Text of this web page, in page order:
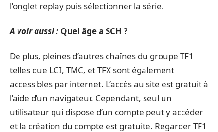
l’onglet replay puis sélectionner la série.
A voir aussi : Quel âge a SCH ?
De plus, pleines d’autres chaînes du groupe TF1
telles que LCI, TMC, et TFX sont également
accessibles par internet. L’accès au site est gratuit à
l’aide d’un navigateur. Cependant, seul un
utilisateur qui dispose d’un compte peut y accéder
et la création du compte est gratuite. Regarder TF1